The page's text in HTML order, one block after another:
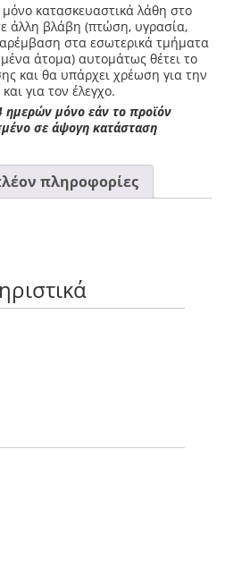
κατασκευαστικά λάθη στο
άλλη βλάβη (πτώση, υγρασία,
στα εσωτερικά τμήματα
άτομα) αυτομάτως θέτει το
και θα υπάρχει χρέωση για την
για τον έλεγχο.
ημερών μόνο εάν το προϊόν
σε άψογη κατάσταση
πληροφορίες